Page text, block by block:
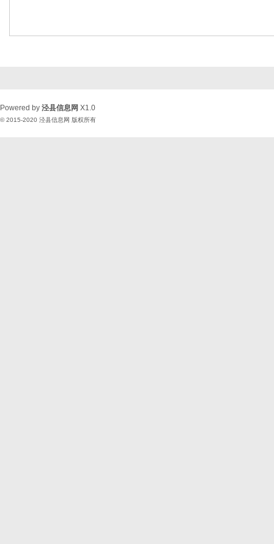
Powered by 泾县信息网 X1.0
© 2015-2020 泾县信息网 版权所有